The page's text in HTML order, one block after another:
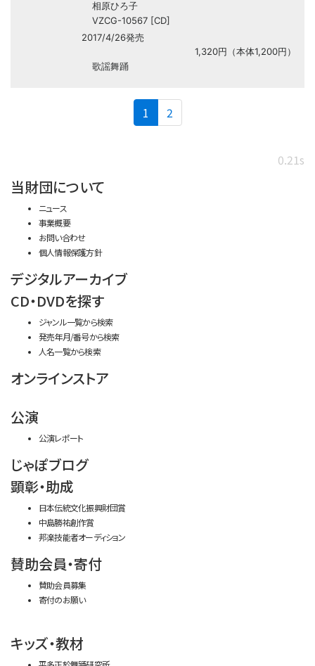
相原ひろ子
VZCG-10567 [CD]
2017/4/26発売
1,320円（本体1,200円）
歌謡舞踊
1 (current)
2
0.21s
当財団について
ニュース
事業概要
お問い合わせ
個人情報保護方針
デジタルアーカイブ
CD・DVDを探す
ジャンル一覧から検索
発売年月/番号から検索
人名一覧から検索
オンラインストア
公演
公演レポート
じゃぽブログ
顕彰・助成
日本伝統文化振興財団賞
中島勝祐創作賞
邦楽技能者オーディション
賛助会員・寄付
賛助会員募集
寄付のお願い
キッズ・教材